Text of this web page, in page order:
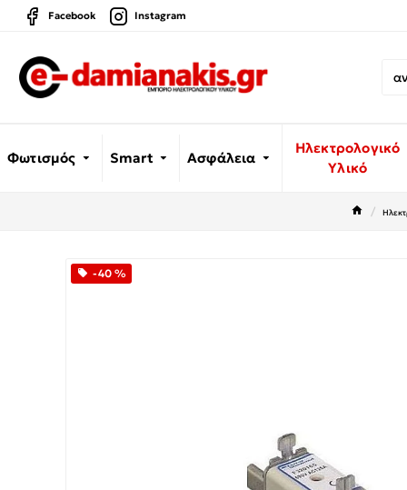
Facebook Instagram
Φωτισμός Smart Ασφάλεια
Ηλεκτρολογικό
Υλικό
-40 %